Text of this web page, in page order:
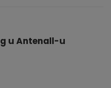
u Antenall-u